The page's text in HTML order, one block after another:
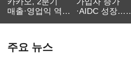
매출·영업익 역대
·AIDC 성장…
주요 뉴스